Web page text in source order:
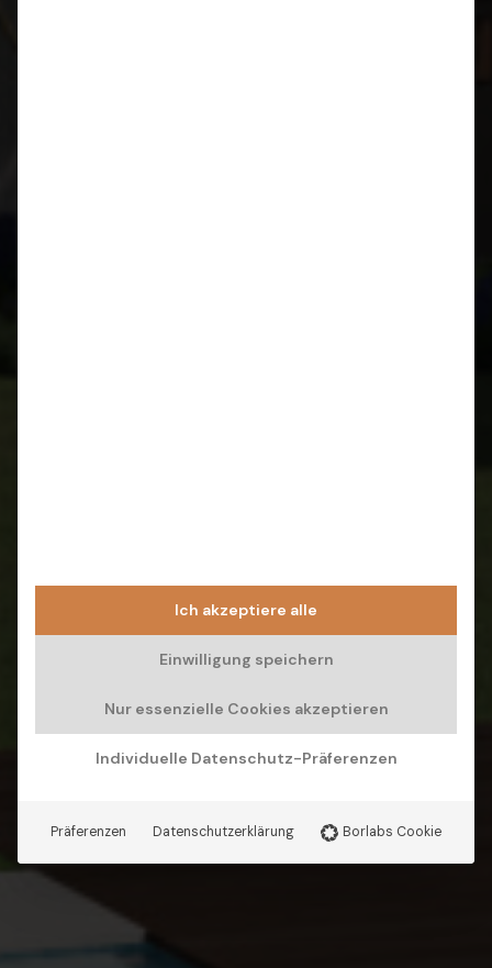
Ich akzeptiere alle
Einwilligung speichern
Nur essenzielle Cookies akzeptieren
Individuelle Datenschutz-Präferenzen
Präferenzen Datenschutzerklärung Borlabs Cookie